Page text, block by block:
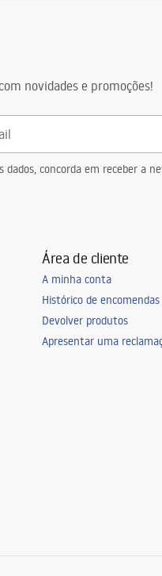
novidades e promoções!
dados, concorda em receber a
Área de cliente
A minha conta
Histórico de encomendas
Devolver produtos
Apresentar uma